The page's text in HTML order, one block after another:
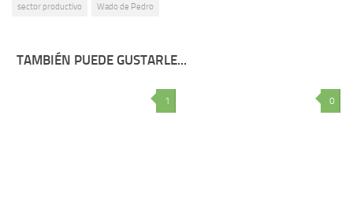
sector productivo Wado de Pedro
TAMBIÉN PUEDE GUSTARLE...
1 0